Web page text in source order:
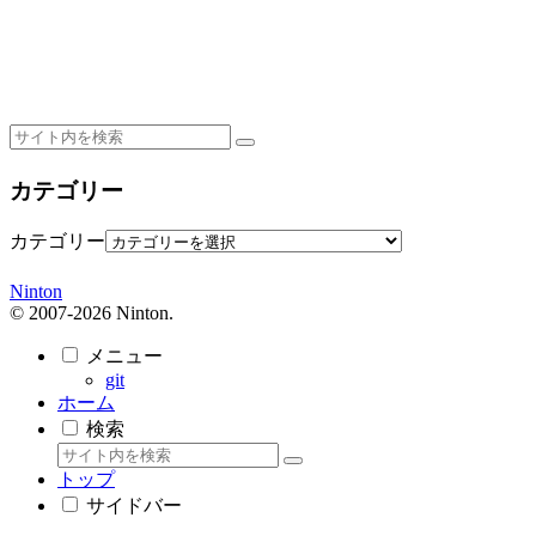
カテゴリー
カテゴリー
Ninton
© 2007-2026 Ninton.
メニュー
git
ホーム
検索
トップ
サイドバー